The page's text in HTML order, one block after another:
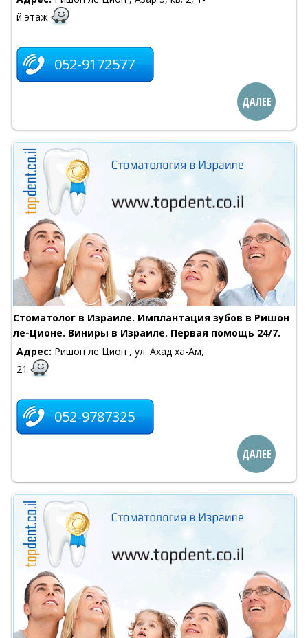
й этаж
052-9172577
ДАЛЕЕ
Стоматолог в Израиле. Имплантация зубов в Ришон
ле-Ционе. Виниры в Израиле. Первая помощь 24/7.
Адрес: Ришон ле Цион , ул. Ахад ха-Ам,
21
052-9787325
ДАЛЕЕ